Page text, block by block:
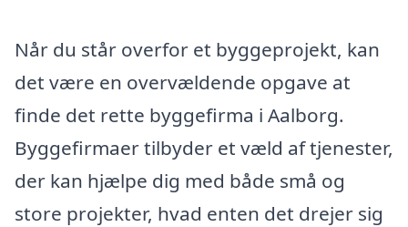
Når du står overfor et byggeprojekt, kan
det være en overvældende opgave at
finde det rette byggefirma i Aalborg.
Byggefirmaer tilbyder et væld af tjenester,
der kan hjælpe dig med både små og
store projekter, hvad enten det drejer sig